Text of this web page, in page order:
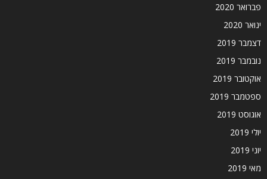
פברואר 2020
ינואר 2020
דצמבר 2019
נובמבר 2019
אוקטובר 2019
ספטמבר 2019
אוגוסט 2019
יולי 2019
יוני 2019
מאי 2019